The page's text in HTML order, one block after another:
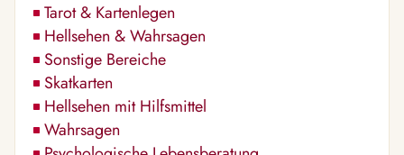
Tarot & Kartenlegen
Hellsehen & Wahrsagen
Sonstige Bereiche
Skatkarten
Hellsehen mit Hilfsmittel
Wahrsagen